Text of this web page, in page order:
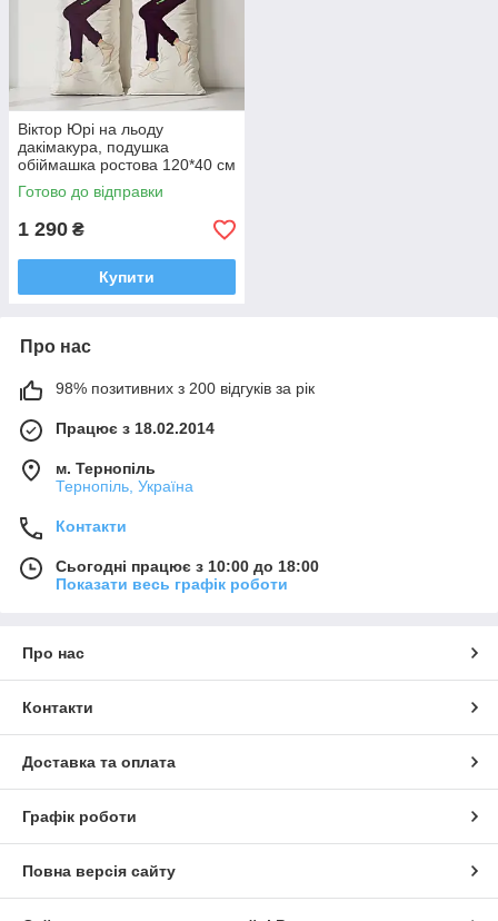
Віктор Юрі на льоду
дакімакура, подушка
обіймашка ростова 120*40 см
Готово до відправки
1 290 ₴
Купити
Про нас
98% позитивних з 200 відгуків за рік
Працює з 18.02.2014
м. Тернопіль
Тернопіль, Україна
Контакти
Сьогодні працює з 10:00 до 18:00
Показати весь графік роботи
Про нас
Контакти
Доставка та оплата
Графік роботи
Повна версія сайту